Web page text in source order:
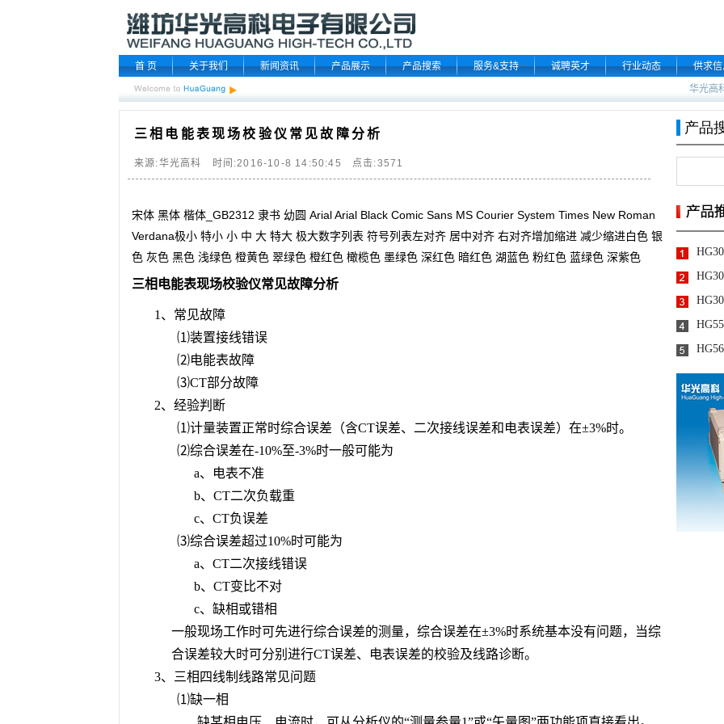
首 页 关于我们 新闻资讯 产品展示 产品搜索 服务&支持 诚聘英才 行业动态
供求
华光高
三相电能表现场校验仪常见故障分析
来源:华光高科 时间:2016-10-8 14:50:45 点击:3571
宋体 黑体 楷体_GB2312 隶书 幼圆 Arial Arial Black Comic Sans MS Courier System Times New Roman
Verdana极小 特小 小 中 大 特大 极大数字列表 符号列表左对齐 居中对齐 右对齐增加缩进 减少缩进白色 银
色 灰色 黑色 浅绿色 橙黄色 翠绿色 橙红色 橄榄色 墨绿色 深红色 暗红色 湖蓝色 粉红色 蓝绿色 深紫色
三相电能表现场校验仪常见故障分析
1、常见故障
⑴装置接线错误
⑵电能表故障
⑶CT部分故障
2、经验判断
⑴计量装置正常时综合误差（含CT误差、二次接线误差和电表误差）在±3%时。
⑵综合误差在-10%至-3%时一般可能为
a、电表不准
b、CT二次负载重
c、CT负误差
⑶综合误差超过10%时可能为
a、CT二次接线错误
b、CT变比不对
c、缺相或错相
一般现场工作时可先进行综合误差的测量，综合误差在±3%时系统基本没有问题，当综
合误差较大时可分别进行CT误差、电表误差的校验及线路诊断。
3、三相四线制线路常见问题
⑴缺一相